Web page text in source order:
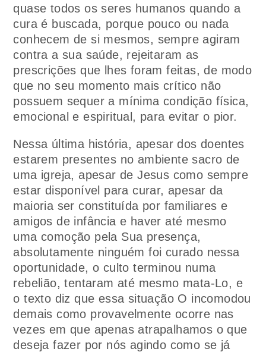
quase todos os seres humanos quando a
cura é buscada, porque pouco ou nada
conhecem de si mesmos, sempre agiram
contra a sua saúde, rejeitaram as
prescrições que lhes foram feitas, de modo
que no seu momento mais crítico não
possuem sequer a mínima condição física,
emocional e espiritual, para evitar o pior.
Nessa última história, apesar dos doentes
estarem presentes no ambiente sacro de
uma igreja, apesar de Jesus como sempre
estar disponível para curar, apesar da
maioria ser constituída por familiares e
amigos de infância e haver até mesmo
uma comoção pela Sua presença,
absolutamente ninguém foi curado nessa
oportunidade, o culto terminou numa
rebelião, tentaram até mesmo mata-Lo, e
o texto diz que essa situação O incomodou
demais como provavelmente ocorre nas
vezes em que apenas atrapalhamos o que
deseja fazer por nós agindo como se já